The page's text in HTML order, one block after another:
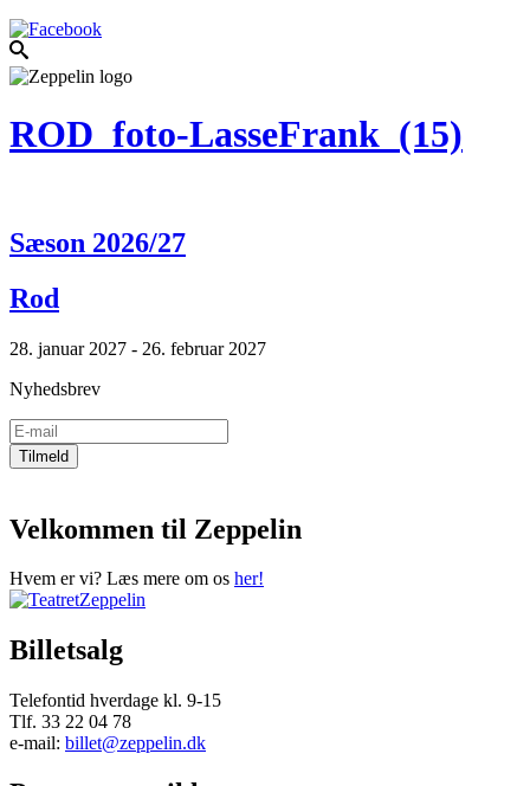
ROD_foto-LasseFrank_(15)
Sæson 2026/27
Rod
28. januar 2027 - 26. februar 2027
Nyhedsbrev
Velkommen til Zeppelin
Hvem er vi? Læs mere om os her!
Billetsalg
Telefontid hverdage kl. 9-15
Tlf. 33 22 04 78
e-mail: billet@zeppelin.dk